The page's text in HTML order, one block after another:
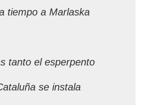
tiempo a Marlaska
tanto el esperpento
se instala